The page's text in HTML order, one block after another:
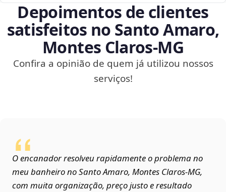
Depoimentos de clientes
satisfeitos no Santo Amaro,
Montes Claros‑MG
Confira a opinião de quem já utilizou nossos
serviços!
O encanador resolveu rapidamente o problema no
meu banheiro no Santo Amaro, Montes Claros‑MG,
com muita organização, preço justo e resultado